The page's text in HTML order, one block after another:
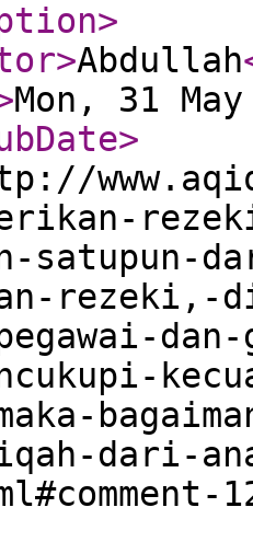
>
>Abdullah
Mon, 31
>
satupun-
rezeki,-
dari-